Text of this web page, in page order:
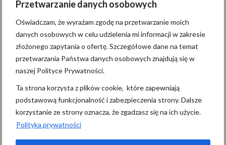
Przetwarzanie danych osobowych
Oświadczam, że wyrażam zgodę na przetwarzanie moich
danych osobowych w celu udzielenia mi informacji w zakresie
złożonego zapytania o ofertę. Szczegółowe dane na temat
przetwarzania Państwa danych osobowych znajdują się w
naszej Polityce Prywatności.
Ta strona korzysta z plików cookie, które zapewniają
podstawową funkcjonalność i zabezpieczenia strony. Dalsze
korzystanie ze strony oznacza, że zgadzasz się na ich użycie.
Polityka prywatności
Oświadczam, że wyrażam zgodę na przetwarzanie moich danych
ofertę. Szczegółowe dane na temat przetwarzania Państwa danych osobowych
znajdują się tutaj.
Wyślij wiadomość
Administratorem danych osobowych jest Pomerania Nieruchomości z
siedzibą przy M.Niedziałkowskiego 21/101, 71-410 Szczecin
(“Administrator”), z którym można się skontaktować przez adres
biuro@pomerania.szczecin.pl…